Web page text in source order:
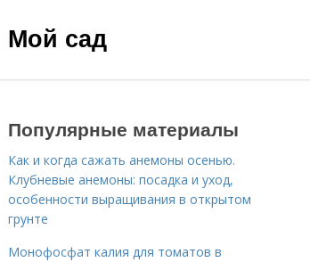
Мой сад
Популярные материалы
Как и когда сажать анемоны осенью.
Клубневые анемоны: посадка и уход,
особенности выращивания в открытом
грунте
Монофосфат калия для томатов в